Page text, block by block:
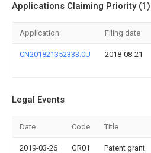
Applications Claiming Priority (1)
Application Filing date
CN201821352333.0U 2018-08-21
Legal Events
Date Code Title
2019-03-26 GR01 Patent grant